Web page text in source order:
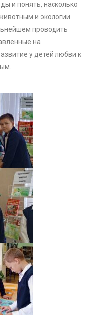
и понять, насколько
и экологии.
проводить
на
у детей любви к